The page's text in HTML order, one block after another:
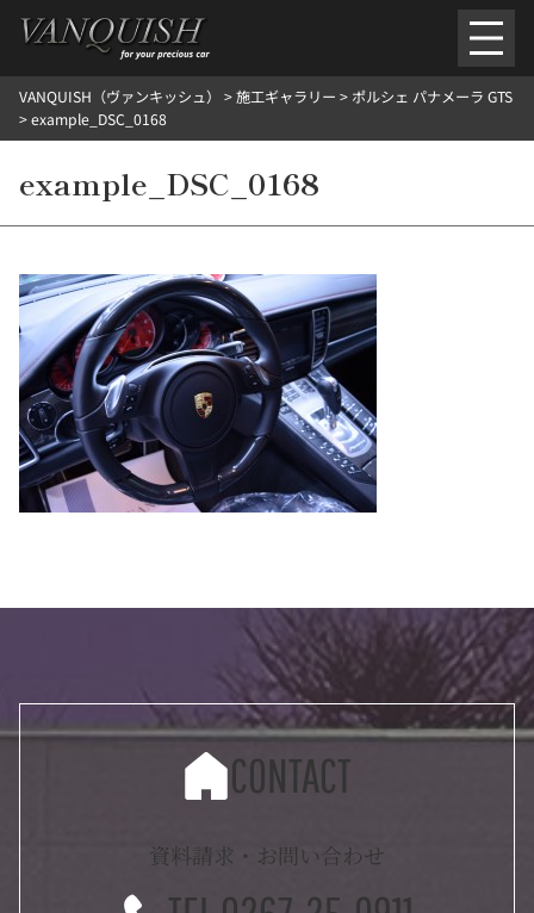
を
ごあいさつ 会社案内施工環境紹介所在地
ご提供メニュー
外装のガラスコーティング施工料金
ホイールコーティング施工料金
ヘッドライトクリーニング施工料金ルームクリーニング＆コーティング施工料金
樹脂・メッシュパーツコーティング施工料金
施工ギャラリー
PICKUP NOSTALGIC
お客さまの声お問い合わせ施工のご予約
VANQUISH（ヴァンキッシュ） >施工ギャラリー > ポルシェ パナメーラ GTS
>example_DSC_0168
example_DSC_0168
CONTACT
資料請求・お問い合わせ